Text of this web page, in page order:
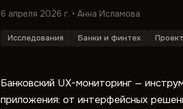
6 апреля 2026 г. • Анна Исламова
Исследования Банки и финтех
Банковский UX-мониторинг —
приложения: от интерфейсных